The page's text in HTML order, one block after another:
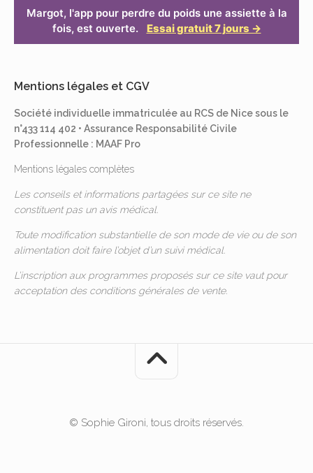
Margot, l'app pour perdre du poids une assiette à la
fois, est ouverte.
Essai gratuit 7 jours →
Mentions légales et CGV
Société individuelle immatriculée au RCS de Nice sous le
n°433 114 402 • Assurance Responsabilité Civile
Professionnelle : MAAF Pro
Mentions légales complètes
Les conseils et informations partagées sur ce site ne
constituent pas un avis médical.
Toute modification substantielle de son mode de vie ou de son
alimentation doit faire l’objet d’un suivi médical.
L’inscription aux programmes proposés sur ce site vaut pour
acceptation des conditions générales de vente.
© Sophie Gironi, tous droits réservés.